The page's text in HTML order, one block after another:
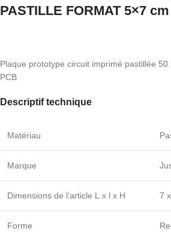
PASTILLE FORMAT 5×7
Plaque prototype circuit imprimé pastillée 50
PCB
Descriptif technique
Matériau
Marque
Dimensions de l’article L x l x H 7
Forme